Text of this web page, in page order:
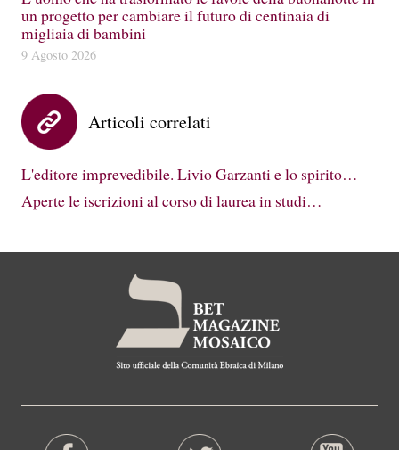
un progetto per cambiare il futuro di centinaia di
migliaia di bambini
9 Agosto 2026
Articoli correlati
L'editore imprevedibile. Livio Garzanti e lo spirito…
Aperte le iscrizioni al corso di laurea in studi…